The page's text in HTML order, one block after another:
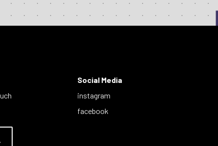
Social Media
instagram
facebook